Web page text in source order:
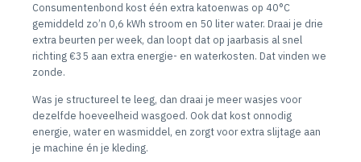
Consumentenbond kost één extra katoenwas op 40°C
gemiddeld zo’n 0,6 kWh stroom en 50 liter water. Draai je drie
extra beurten per week, dan loopt dat op jaarbasis al snel
richting €35 aan extra energie- en waterkosten. Dat vinden we
zonde.
Was je structureel te leeg, dan draai je meer wasjes voor
dezelfde hoeveelheid wasgoed. Ook dat kost onnodig
energie, water en wasmiddel, en zorgt voor extra slijtage aan
je machine én je kleding.